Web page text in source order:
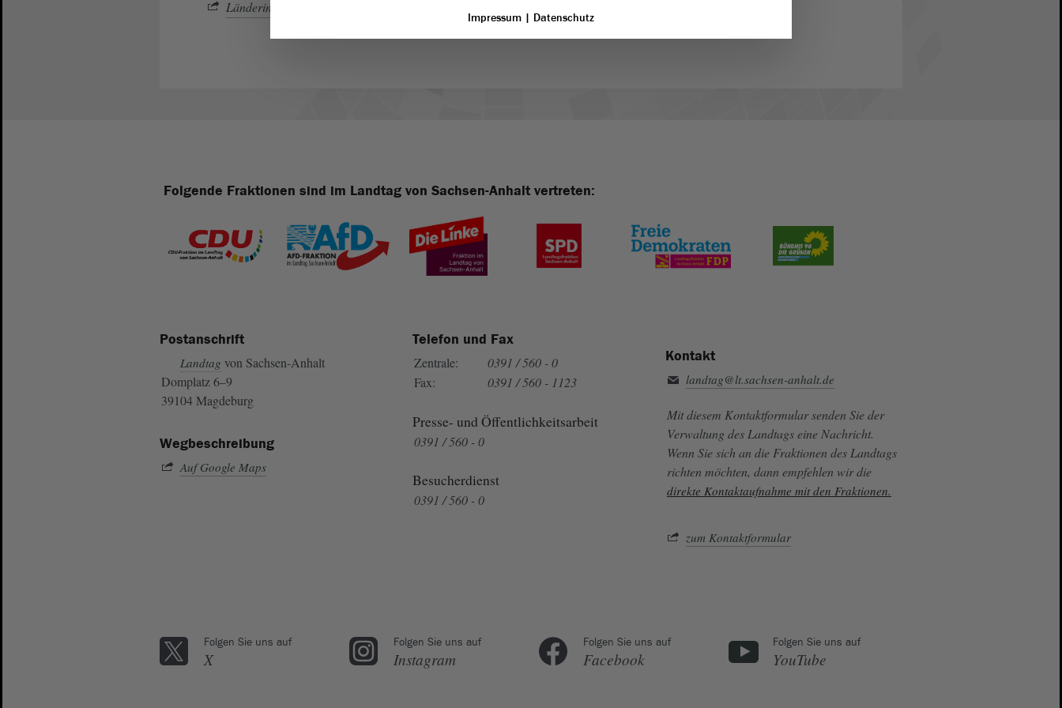
Länderinformationen des Auswärtigen Amts zu Israel
Folgende Fraktionen sind im Landtag von Sachsen-Anhalt vertreten:
Postanschrift
Landtag von Sachsen-Anhalt
Domplatz 6–9
39104 Magdeburg
Wegbeschreibung
Auf Google Maps
Telefon und Fax
Zentrale:
0391 / 560 - 0
Fax:
0391 / 560 - 1123
Presse- und Öffentlichkeitsarbeit
0391 / 560 - 0
Besucherdienst
0391 / 560 - 0
Kontakt
landtag@lt.sachsen-anhalt.de
Mit diesem Kontaktformular senden Sie der
Verwaltung des Landtags eine Nachricht.
Wenn Sie sich an die Fraktionen des Landtags
richten möchten, dann empfehlen wir die
direkte Kontaktaufnahme mit den Fraktionen.
zum Kontaktformular
Folgen Sie uns auf
X
Folgen Sie uns auf
Instagram
Folgen Sie uns auf
Facebook
Folgen Sie uns auf
YouTube
Impressum | Datenschutz